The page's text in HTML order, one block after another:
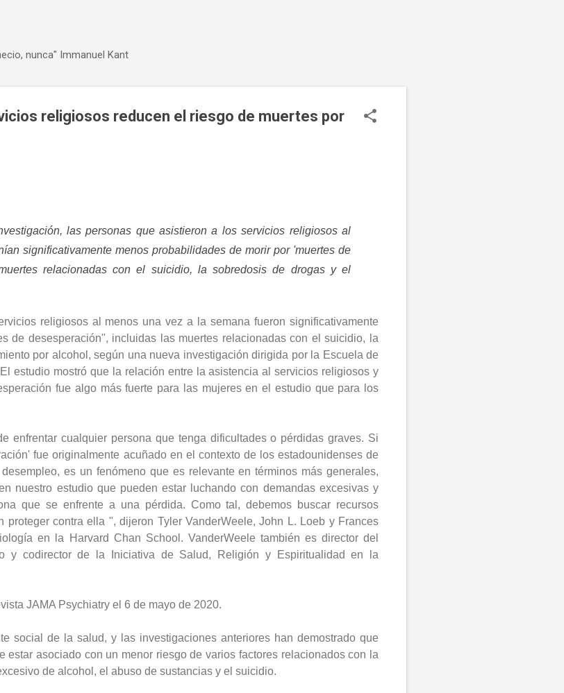
nunca" Immanuel Kant
religiosos reducen el riesgo de muertes por
las personas que asistieron a los servicios religiosos al
significativamente menos probabilidades de morir por 'muertes de
relacionadas con el suicidio, la sobredosis de drogas y el
religiosos al menos una vez a la semana fueron significativamente
de desesperación", incluidas las muertes relacionadas con el suicidio, la
por alcohol, según una nueva investigación dirigida por la Escuela de
estudio mostró que la relación entre la asistencia al servicios religiosos y
fue algo más fuerte para las mujeres en el estudio que para los
enfrentar cualquier persona que tenga dificultades o pérdidas graves. Si
fue originalmente acuñado en el contexto de los estadounidenses de
es un fenómeno que es relevante en términos más generales,
nuestro estudio que pueden estar luchando con demandas excesivas y
que se enfrente a una pérdida. Como tal, debemos buscar recursos
proteger contra ella ", dijeron Tyler VanderWeele, John L. Loeb y Frances
en la Harvard Chan School. VanderWeele también es director del
y codirector de la Iniciativa de Salud, Religión y Espiritualidad en la
JAMA Psychiatry el 6 de mayo de 2020.
social de la salud, y las investigaciones anteriores han demostrado que
estar asociado con un menor riesgo de varios factores relacionados con la
de alcohol, el abuso de sustancias y el suicidio.